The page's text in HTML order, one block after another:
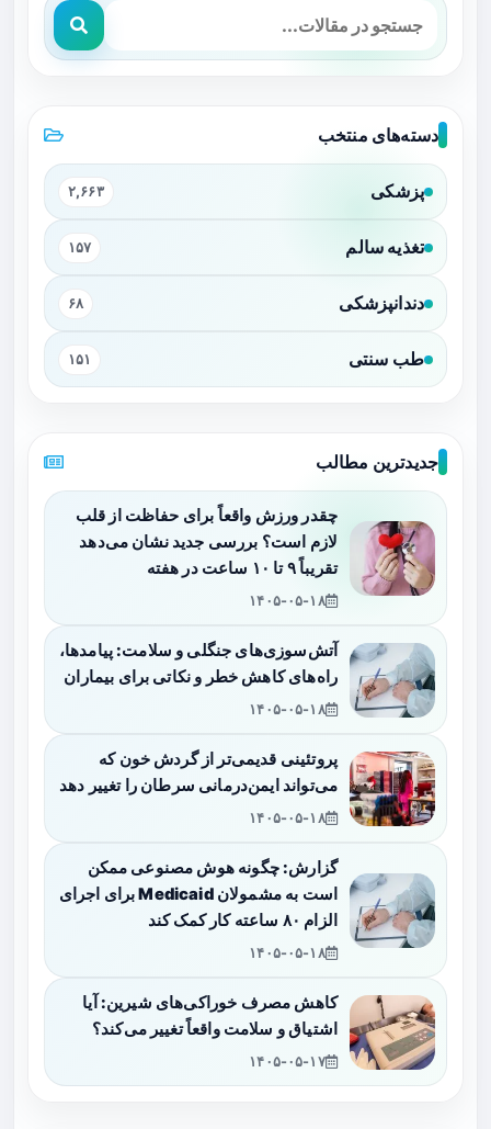
دسته‌های منتخب
پزشکی ۲,۶۶۳
تغذیه سالم ۱۵۷
دندانپزشکی ۶۸
طب سنتی ۱۵۱
جدیدترین مطالب
چقدر ورزش واقعاً برای حفاظت از قلب
لازم است؟ بررسی جدید نشان می‌دهد
تقریباً ۹ تا ۱۰ ساعت در هفته
۱۴۰۵-۰۵-۱۸
آتش‌سوزی‌های جنگلی و سلامت: پیامدها،
راه‌های کاهش خطر و نکاتی برای بیماران
۱۴۰۵-۰۵-۱۸
پروتئینی قدیمی‌تر از گردش خون که
می‌تواند ایمن‌درمانی سرطان را تغییر دهد
۱۴۰۵-۰۵-۱۸
گزارش: چگونه هوش مصنوعی ممکن
است به مشمولان Medicaid برای اجرای
الزام ۸۰ ساعته کار کمک کند
۱۴۰۵-۰۵-۱۸
کاهش مصرف خوراکی‌های شیرین: آیا
اشتیاق و سلامت واقعاً تغییر می‌کند؟
۱۴۰۵-۰۵-۱۷